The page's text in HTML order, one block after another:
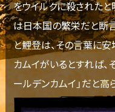
をウイルクに殺された
は日本国の繁栄だと断
と鯉登は、その言葉に安
カムイがいるとすれば、
ールデンカムイ」だと高